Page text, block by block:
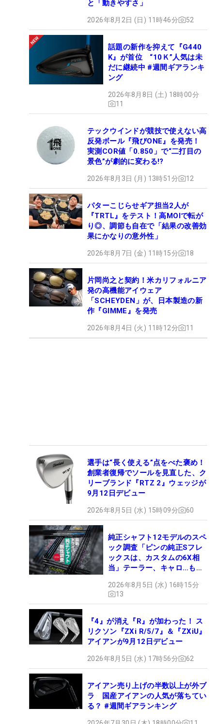
と「動きやすさ」
2026年8月2日 (日) 11時46分 52
話題の新作を抑えて『G440
K』が首位 “10Ｋ”人気は未
だに継続中 #週間ギアランキ
ング
2026年8月8日 (土) 18時00分
11
テックウインドが競技で使えない高
反発ボール『飛びONE』を発売！
実測COR値「0.850」で“二打目の
景色”が劇的に変わる!?
2026年8月3日 (月) 13時51分 12
パターこじらせギア担当2人が
『TRTL』をテスト！高MOIで転が
り◎、調節も自在で「結果の改善効
果にかなりの意外性」
2026年8月7日 (金) 11時15分 18
片岡尚之と契約！米カリフォルニア
発の高機能アイウェア
「SCHEYDEN」が、日本製造の新
作『GIMME』を発売
2026年8月4日 (火) 11時12分 11
選手は“長く使える”点をべた褒め！
創業者復帰でソールを見直した、ク
リーブランド『RTZ 2』ウェッジが
9月12日デビュー
2026年8月5日 (水) 15時09分 60
純正シャフト12モデルのスペ
ック調査「ピンの純正Sフレ
ックスは、カスタムの6X相
当」テーラー、キャロ…もチ
2026年8月5日 (水) 16時15分
13
『4』が消え『R』が加わった！ ス
リクソン『ZXi R/5/7』＆『ZXiU』
アイアンが9月12日デビュー
2026年8月5日 (水) 17時56分 62
アイアン売り上げの半数以上が外ブ
ラ 国産アイアンの人気が落ちてい
る？ #週間ギアランキング